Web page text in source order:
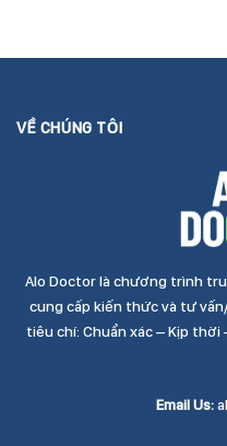
VỀ CHÚNG TÔI
Alo Doctor là chương trình
cung cấp kiến thức và tư
tiêu chí: Chuẩn xác – Kịp thời
Email Us: